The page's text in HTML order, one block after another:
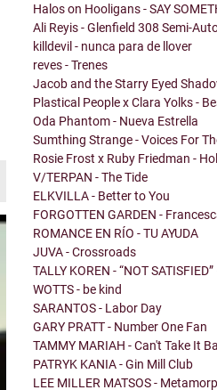
Halos on Hooligans - SAY
Ali Reyis - Glenfield 308 Semi-
killdevil - nunca para de llover
reves - Trenes
Jacob and the Starry Eyed
Plastical People x Clara Yolks -
Oda Phantom - Nueva Estrella
Sumthing Strange - Voices For
Rosie Frost x Ruby Friedman -
V/TERPAN - The Tide
ELKVILLA - Better to You
FORGOTTEN GARDEN -
ROMANCE EN RÍO - TU AYUDA
JUVA - Crossroads
TALLY KOREN - “NOT
WOTTS - be kind
SARANTOS - Labor Day
GARY PRATT - Number One Fan
TAMMY MARIAH - Can't Take It
PATRYK KANIA - Gin Mill Club
LEE MILLER MATSOS -